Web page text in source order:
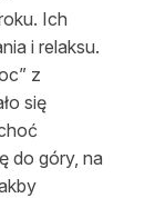
Ich
i relaksu.
z
się
do góry, na